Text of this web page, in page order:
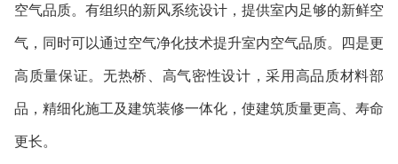
空气品质。有组织的新风系统设计，提供室内足够的新鲜空
气，同时可以通过空气净化技术提升室内空气品质。四是更
高质量保证。无热桥、高气密性设计，采用高品质材料部
品，精细化施工及建筑装修一体化，使建筑质量更高、寿命
更长。